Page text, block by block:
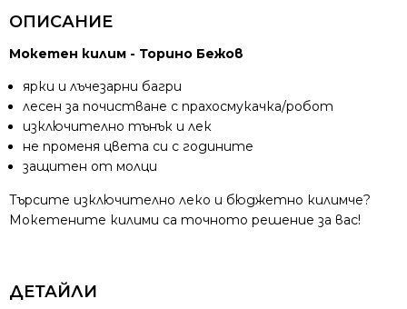
ОПИСАНИЕ
Мокетен килим - Торино Бежов
ярки и лъчезарни багри
лесен за почистване с прахосмукачка/робот
изключително тънък и лек
не променя цвета си с годините
защитен от молци
Търсите изключително леко и бюджетно килимче?
Мокетените килими са точното решение за вас!
ДЕТАЙЛИ